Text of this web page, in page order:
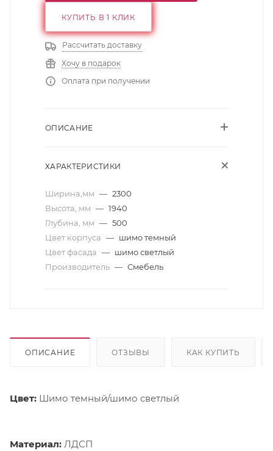
КУПИТЬ В 1 КЛИК
Рассчитать доставку
Хочу в подарок
Оплата при получении
ОПИСАНИЕ
ХАРАКТЕРИСТИКИ
Ширина,мм — 2300
Высота, мм — 1940
Глубина, мм — 500
Цвет корпуса — шимо темный
Цвет фасада — шимо светлый
Производитель — Смебель
ОПИСАНИЕ ОТЗЫВЫ КАК КУПИТЬ
Цвет: Шимо темный/шимо светлый
Материал: ЛДСП